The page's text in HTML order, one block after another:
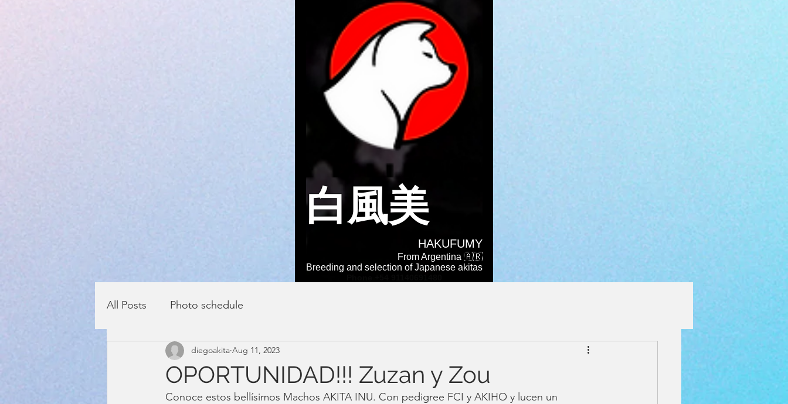
白風美
HAKUFUMY
From Argentina 🇦🇷
Breeding and selection of Japanese akitas
All Posts Photo schedule
OPORTUNIDAD!!! Zuzan y Zou
diegoakita Aug 11, 2023
Conoce estos bellísimos Machos AKITA INU. Con pedigree FCI y AKIHO y lucen un